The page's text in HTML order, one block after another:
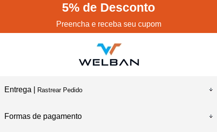
5% de Desconto
Preencha e receba seu cupom
Entrega | Rastrear Pedido
Formas de pagamento